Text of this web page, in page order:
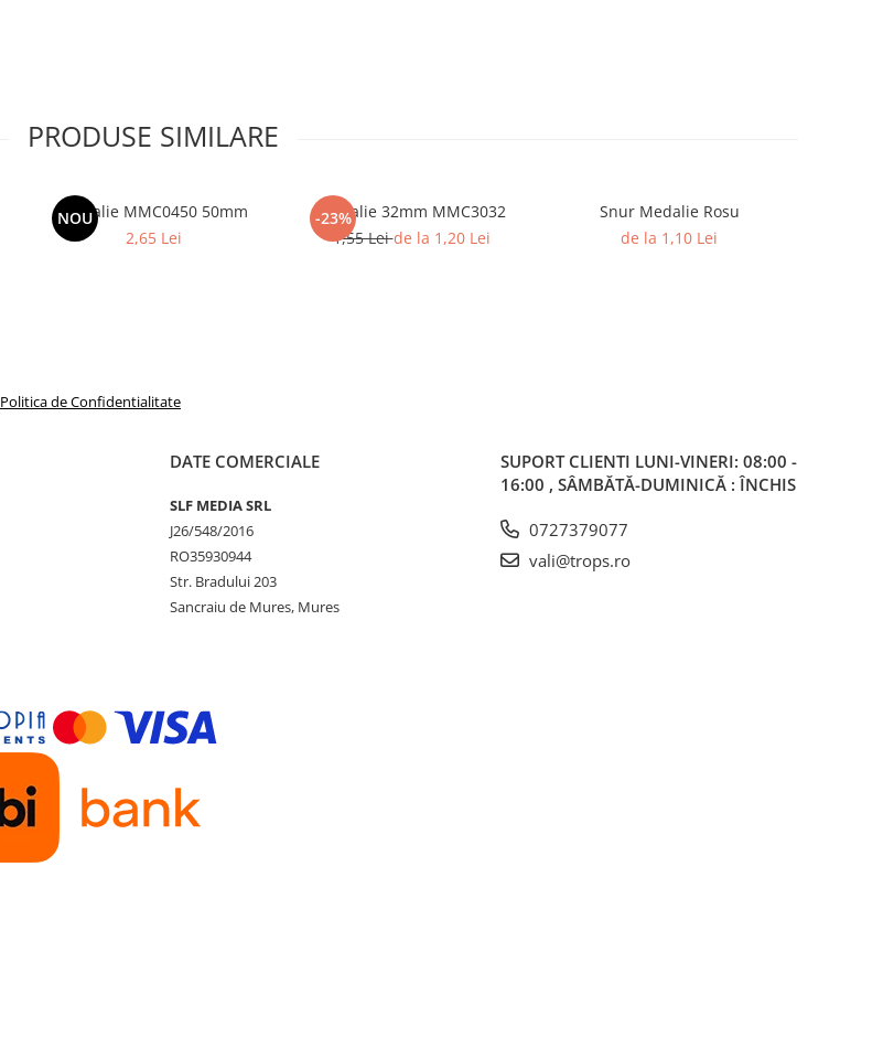
PRODUSE SIMILARE
NOU
Medalie MMC0450 50mm
2,65 Lei
-23%
Medalie 32mm MMC3032
1,55 Leide la 1,20 Lei
Snur Medalie Rosu
de la 1,10 Lei
Politica de Confidentialitate
DATE COMERCIALE
SLF MEDIA SRL
J26/548/2016
RO35930944
Str. Bradului 203
Sancraiu de Mures, Mures
SUPORT CLIENTI LUNI-VINERI: 08:00 -
16:00 , SÂMBĂTĂ-DUMINICĂ : ÎNCHIS
0727379077
vali@trops.ro